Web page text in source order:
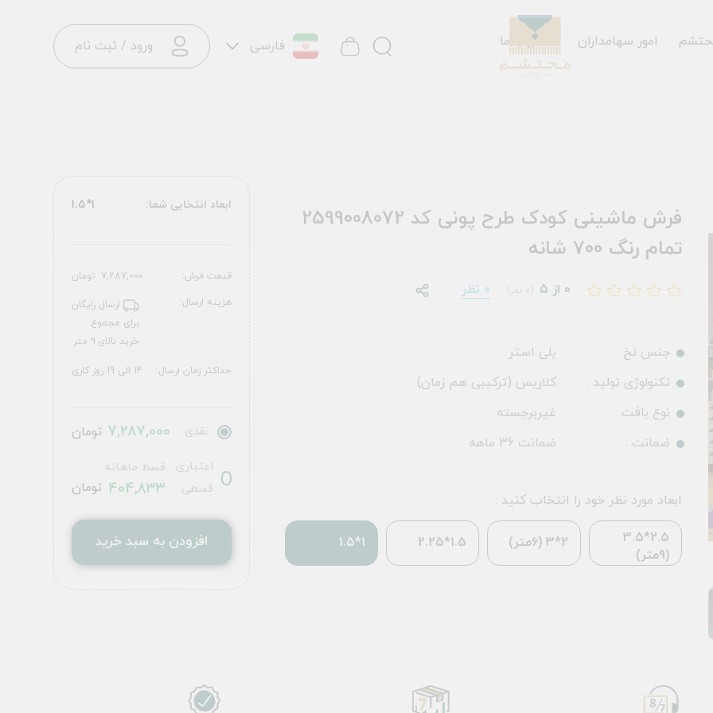
امور سهامداران تماس با ما فارسی ورود / ثبت نام
فرش ماشینی کودک طرح پونی کد 2599008072
تمام رنگ 700 شانه
0 از 5 0 نظر
جنس نخ :
پلی استر
تکنولوژی تولید :
کلاریس (ترکیبی هم زمان)
نوع بافت :
غیربرجسته
ضمانت :
ضمانت 36 ماهه
ابعاد مورد نظر خود را انتخاب کنید :
2.5*3.5
(9متر)
2*3 (6متر) 1.5*2.25
1*1.5
ابعاد انتخابی شما: 1*1.5
قیمت فرش: 7,287,000 تومان
هزینه ارسال:
ارسال رایگان
برای مجموع
خرید بالای ۹ متر
حداکثر زمان ارسال: 14 الی 19 روز کاری
نقدی 7,287,000 تومان
اعتباری
قسطی
قسط ماهانه
404,833 تومان
افزودن به سبد خرید